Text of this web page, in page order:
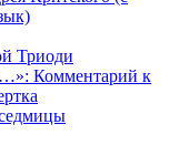
Триоди
Комментарий к